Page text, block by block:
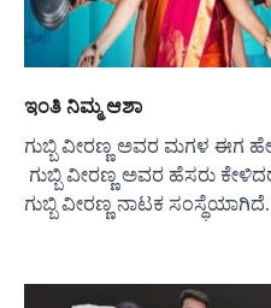
ಇಂತಿ ನಿಮ್ಮ ಆಶಾ
ಗುಬ್ಬಿ ವೀರಣ್ಣ ಅವರ ಮಗಳ ಈಗ
ಗುಬ್ಬಿ ವೀರಣ್ಣ ಅವರ ಹೆಸರು
ಗುಬ್ಬಿ ವೀರಣ್ಣ ನಾಟಕ